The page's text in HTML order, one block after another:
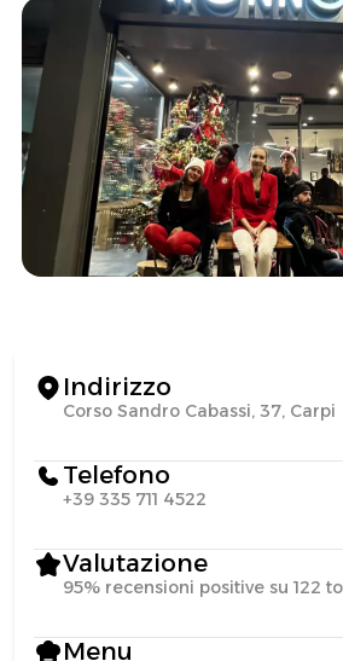
Indirizzo
Corso Sandro Cabassi, 37, Carpi
Telefono
+39 335 711 4522
Valutazione
95% recensioni positive su 122
Menu